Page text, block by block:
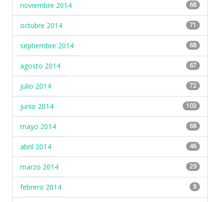
noviembre 2014 68
octubre 2014 71
septiembre 2014 68
agosto 2014 67
julio 2014 72
junio 2014 103
mayo 2014 68
abril 2014 46
marzo 2014 29
febrero 2014 8